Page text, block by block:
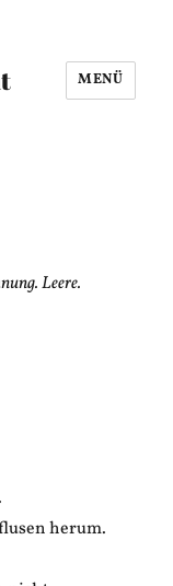
MENÜ
Leere.
herum.